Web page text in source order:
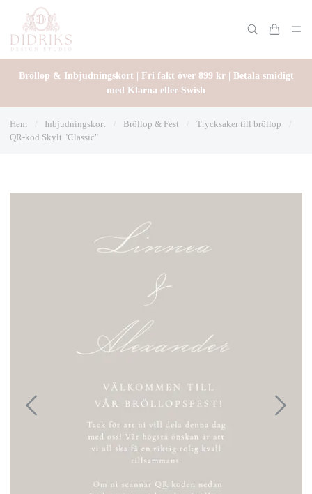
Bröllop & Inbjudningskort | Fri fakt över 899 kr | Betala smidigt
med Klarna eller Swish
Hem Inbjudningskort Bröllop & Fest Trycksaker till bröllop
QR-kod Skylt "Classic"